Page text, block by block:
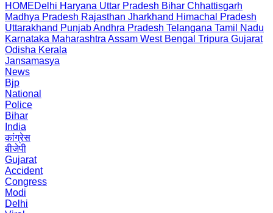
HOMEDelhi Haryana Uttar Pradesh Bihar Chhattisgarh
Madhya Pradesh Rajasthan Jharkhand Himachal Pradesh
Uttarakhand PunjabAndhra Pradesh Telangana Tamil Nadu
Karnataka Maharashtra Assam West Bengal Tripura Gujarat
Odisha Kerala
Jansamasya
News
Bjp
National
Police
Bihar
India
कांग्रेस
बीजेपी
Gujarat
Accident
Congress
Modi
Delhi